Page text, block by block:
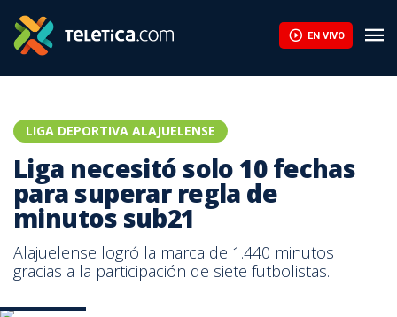
EN VIVO
LIGA DEPORTIVA ALAJUELENSE
Liga necesitó solo 10 fechas
para superar regla de
minutos sub21
Alajuelense logró la marca de 1.440 minutos
gracias a la participación de siete futbolistas.